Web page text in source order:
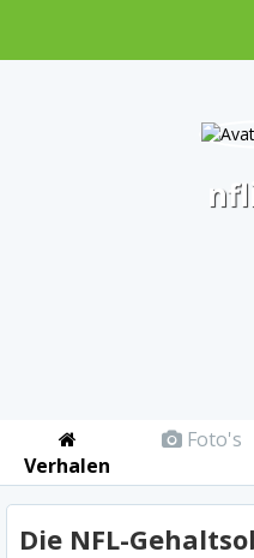
Verhalen
Foto's
Die NFL-